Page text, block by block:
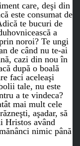
care, deşi din
este consumat de
te bucuri de
a
noroi? Te ungi
de când nu te-ai
cazi din nou în
după o boală
faci aceleaşi
tale, nu este
a te vindeca?
mai mult cele
aşadar, să
Hristos având
nimic până